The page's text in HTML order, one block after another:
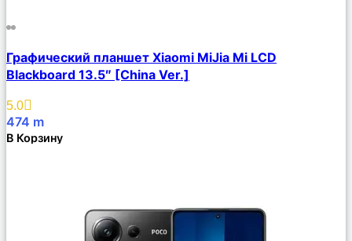
Описание
Избранное
Графический планшет Xiaomi MiJia Mi LCD
Blackboard 13.5″ [China Ver.]
5.0
474 m
В Корзину